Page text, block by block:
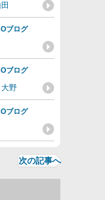
ブログ
ブログ
野
ブログ
次の記事へ